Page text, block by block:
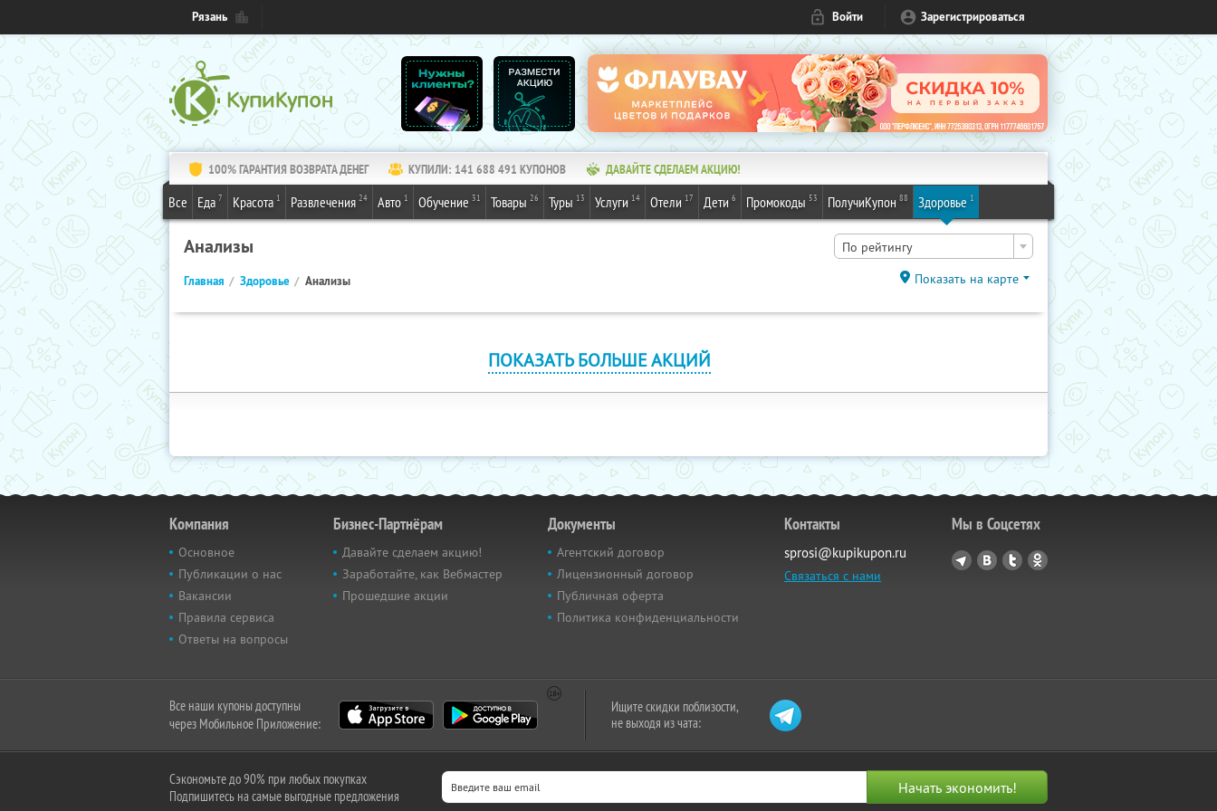
Рязань Войти Зарегистрироваться
100% ГАРАНТИЯ ВОЗВРАТА ДЕНЕГ КУПИЛИ: 141 688 491 КУПОНОВ ДАВАЙТЕ СДЕЛАЕМ АКЦИЮ!
Все Еда 7 Красота 1 Развлечения 24 Авто 1 Обучение 31 Товары 26 Туры 13 Услуги 14 Отели 17 Дети 6 Промокоды 53 ПолучиКупон 88 Здоровье 1
Анализы По рейтингу
Главная Здоровье Анализы Показать на карте
ПОКАЗАТЬ БОЛЬШЕ АКЦИЙ
Компания
Основное
Публикации о нас
Вакансии
Правила сервиса
Ответы на вопросы
Бизнес-Партнёрам
Давайте сделаем акцию!
Заработайте, как Вебмастер
Прошедшие акции
Документы
Агентский договор
Лицензионный договор
Публичная оферта
Политика конфиденциальности
Контакты
sprosi@kupikupon.ru
Связаться с нами
Мы в Соцсетях
Все наши купоны доступны
через Мобильное Приложение:
Ищите скидки поблизости,
не выходя из чата:
Сэкономьте до 90% при любых покупках
Подпишитесь на самые выгодные предложения